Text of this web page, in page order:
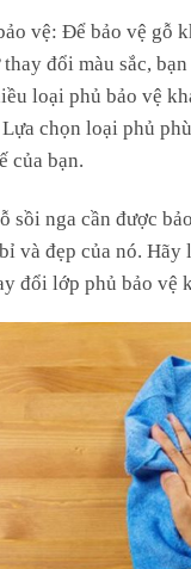
vệ: Để bảo vệ gỗ
đổi màu sắc,
loại phủ bảo vệ
Lựa chọn loại phủ
của bạn.
sồi nga cần được
và đẹp của nó. Hãy
đổi lớp phủ bảo vệ